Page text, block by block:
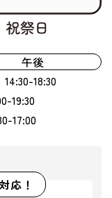
午後
14:30-18:30
19:30
17:00
応！